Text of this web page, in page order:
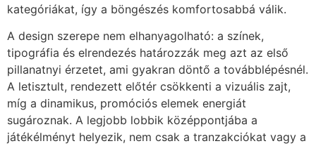
kategóriákat, így a böngészés komfortosabbá válik.
A design szerepe nem elhanyagolható: a színek,
tipográfia és elrendezés határozzák meg azt az első
pillanatnyi érzetet, ami gyakran döntő a továbblépésnél.
A letisztult, rendezett előtér csökkenti a vizuális zajt,
míg a dinamikus, promóciós elemek energiát
sugároznak. A legjobb lobbik középpontjába a
játékélményt helyezik, nem csak a tranzakciókat vagy a